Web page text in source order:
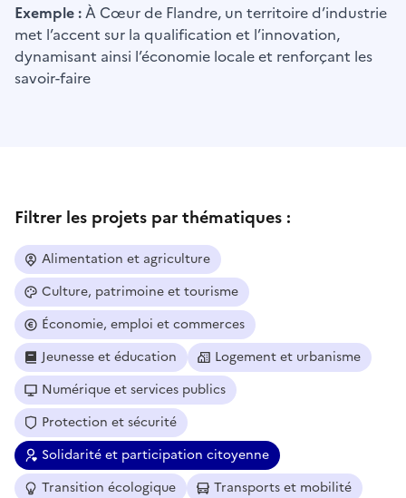
Exemple :À Cœur de Flandre, un territoire d’industrie
met l’accent sur la qualification et l’innovation,
dynamisant ainsi l’économie locale et renforçant les
savoir-faire
Filtrer les projets par thématiques :
Alimentation et agriculture
Culture, patrimoine et tourisme
Économie, emploi et commerces
Jeunesse et éducation
Logement et urbanisme
Numérique et services publics
Protection et sécurité
Solidarité et participation citoyenne
Transition écologique
Transports et mobilité